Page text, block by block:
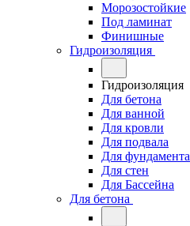
Морозостойкие
Под ламинат
Финишные
Гидроизоляция
Гидроизоляция
Для бетона
Для ванной
Для кровли
Для подвала
Для фундамента
Для стен
Для Бассейна
Для бетона